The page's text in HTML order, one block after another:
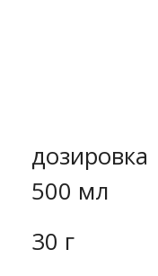
дозировка
500 мл
30 г